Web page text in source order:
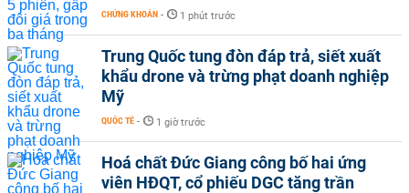
CHỨNG KHOÁN - 1 phút trước
Trung Quốc tung đòn đáp trả, siết xuất
khẩu drone và trừng phạt doanh nghiệp
Mỹ
QUỐC TẾ - 1 giờ trước
Hoá chất Đức Giang công bố hai ứng
viên HĐQT, cổ phiếu DGC tăng trần